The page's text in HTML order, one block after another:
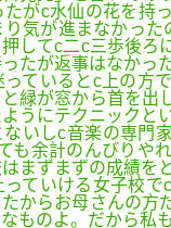
がc水仙の花を持
気が進まなかった
してc二c三歩後ろ
たが返事はなかっ
ているとc上の方
緑が窓から首を出
ようにテクニックと
いしc音楽の専門
も余計のんびりや
まずまずの成績を
ていける女子校で
からお母さんの方
ものよ。だから私